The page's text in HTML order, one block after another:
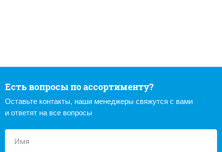
Есть вопросы по ассортименту?
Оставьте контакты, наши менеджеры свяжутся с вами
и ответят на все вопросы